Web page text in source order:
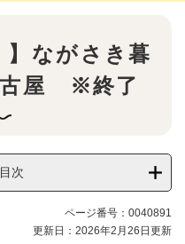
】ながさき暮
古屋 ※終了
次
ページ番号：0040891
更新日：2026年2月26日更新